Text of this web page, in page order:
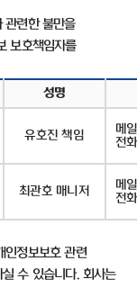
관련한 불만을
보호책임자를
성명
유호진 책임
메
전
최관호 매니저
메일
전
인정보보호 관련
수 있습니다. 회사는